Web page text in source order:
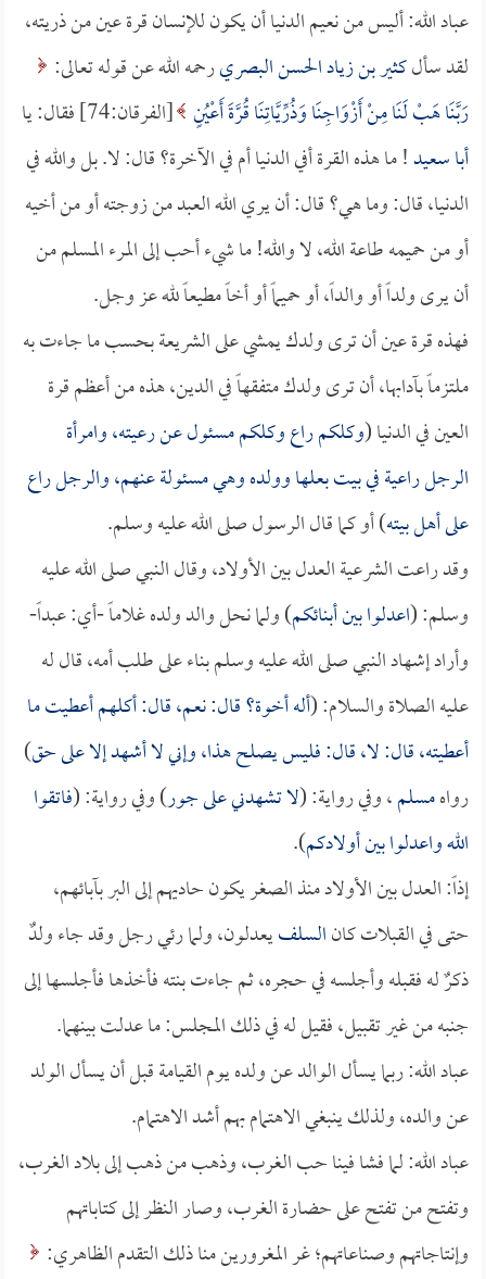
عباد الله: أليس من نعيم الدنيا أن يكون للإنسان قرة عين من ذريته،
لقد سألكثير بن زيادالحسن البصريرحمه الله عن قوله تعالى:
رَبَّنَا هَبْ لَنَا مِنْ أَزْوَاجِنَا وَذُرِّيَّاتِنَا قُرَّةَ أَعْيُنٍ [الفرقان:74] فقال: يا
أبا سعيد! ما هذه القرة أفي الدنيا أم في الآخرة؟ قال: لا. بل والله في
الدنيا، قال: وما هي؟ قال: أن يري الله العبد من زوجته أو من أخيه
أو من حميمه طاعة الله، لا والله! ما شيء أحب إلى المرء المسلم من
أن يرى ولداً أو والداً، أو حميماً أو أخاً مطيعاً لله عز وجل.
فهذه قرة عين أن ترى ولدك يمشي على الشريعة بحسب ما جاءت به
ملتزماً بآدابها، أن ترى ولدك متفقهاً في الدين، هذه من أعظم قرة
العين في الدنيا (وكلكم راع وكلكم مسئول عن رعيته، وامرأة
الرجل راعية في بيت بعلها وولده وهي مسئولة عنهم، والرجل راع
على أهل بيته) أو كما قال الرسول صلى الله عليه وسلم.
وقد راعت الشرعية العدل بين الأولاد، وقال النبي صلى الله عليه
وسلم: (اعدلوا بين أبنائكم) ولما نحل والد ولده غلاماً -أي: عبداً-
وأراد إشهاد النبي صلى الله عليه وسلم بناء على طلب أمه، قال له
عليه الصلاة والسلام: (أله أخوة؟ قال: نعم، قال: أكلهم أعطيت ما
أعطيته، قال: لا، قال: فليس يصلح هذا، وإني لا أشهد إلا على حق)
رواهمسلم، وفي رواية: (لا تشهدني على جور) وفي رواية: (فاتقوا
الله واعدلوا بين أولادكم).
إذاً: العدل بين الأولاد منذ الصغر يكون حاديهم إلى البر بآبائهم،
حتى في القبلات كانالسلفيعدلون، ولما رئي رجل وقد جاء ولدٌ
ذكرٌ له فقبله وأجلسه في حجره، ثم جاءت بنته فأخذها فأجلسها إلى
جنبه من غير تقبيل، فقيل له في ذلك المجلس: ما عدلت بينهما.
عباد الله: ربما يسأل الوالد عن ولده يوم القيامة قبل أن يسأل الولد
عن والده، ولذلك ينبغي الاهتمام بهم أشد الاهتمام.
عباد الله: لما فشا فينا حب الغرب، وذهب من ذهب إلى بلاد الغرب،
وتفتح من تفتح على حضارة الغرب، وصار النظر إلى كتاباتهم
وإنتاجاتهم وصناعاتهم؛ غر المغرورين منا ذلك التقدم الظاهري: